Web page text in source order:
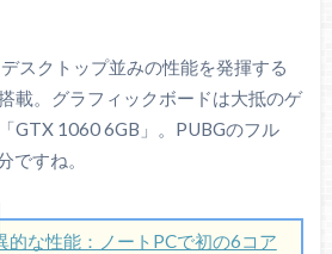
スクトップ並みの性能を発揮する
載。グラフィックボードは大抵のゲ
GTX 1060 6GB」。PUBGのフル
ですね。
な性能：ノートPCで初の6コア